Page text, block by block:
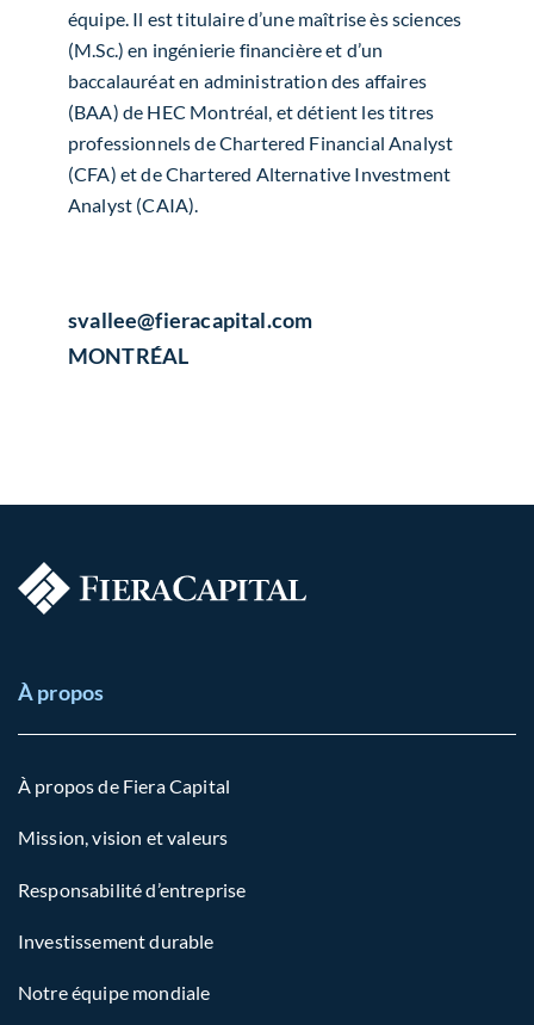
équipe. Il est titulaire d’une maîtrise ès sciences
(M.Sc.) en ingénierie financière et d’un
baccalauréat en administration des affaires
(BAA) de HEC Montréal, et détient les titres
professionnels de Chartered Financial Analyst
(CFA) et de Chartered Alternative Investment
Analyst (CAIA).
svallee​@fieracapital.com
MONTRÉAL
À propos
À propos de Fiera Capital
Mission, vision et valeurs
Responsabilité d’entreprise
Investissement durable
Notre équipe mondiale